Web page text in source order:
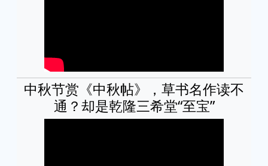
中秋节赏《中秋帖》，草书名作读不
通？却是乾隆三希堂“至宝”